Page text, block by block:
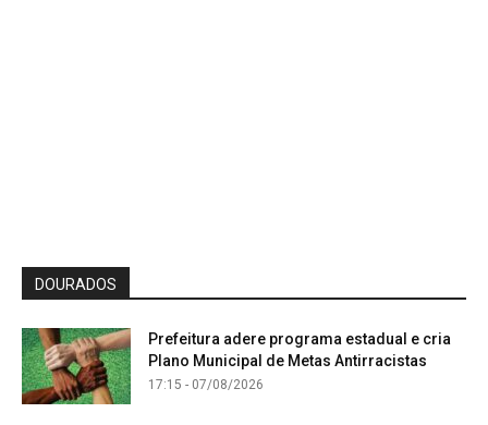
DOURADOS
Prefeitura adere programa estadual e cria
Plano Municipal de Metas Antirracistas
17:15 - 07/08/2026